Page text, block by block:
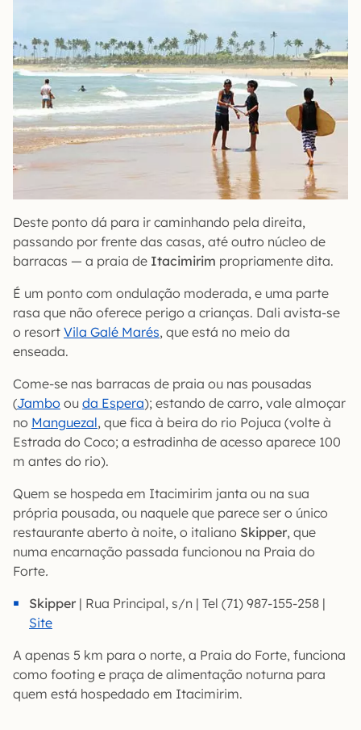
Deste ponto dá para ir caminhando pela direita,
passando por frente das casas, até outro núcleo de
barracas — a praia de Itacimirim propriamente dita.
É um ponto com ondulação moderada, e uma parte
rasa que não oferece perigo a crianças. Dali avista-se
o resort Vila Galé Marés, que está no meio da
enseada.
Come-se nas barracas de praia ou nas pousadas
(Jambo ou da Espera); estando de carro, vale almoçar
no Manguezal, que fica à beira do rio Pojuca (volte à
Estrada do Coco; a estradinha de acesso aparece 100
m antes do rio).
Quem se hospeda em Itacimirim janta ou na sua
própria pousada, ou naquele que parece ser o único
restaurante aberto à noite, o italiano Skipper, que
numa encarnação passada funcionou na Praia do
Forte.
Skipper | Rua Principal, s/n | Tel (71) 987-155-258 |
Site
A apenas 5 km para o norte, a Praia do Forte, funciona
como footing e praça de alimentação noturna para
quem está hospedado em Itacimirim.